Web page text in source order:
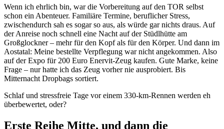
Wenn ich ehrlich bin, war die Vorbereitung auf den TOR selbst
schon ein Abenteuer. Familiäre Termine, beruflicher Stress,
zwischendurch sah es sogar so aus, als würde gar nichts draus. Auf
der Anreise noch schnell eine Nacht auf der Stüdlhütte am
Großglockner – mehr für den Kopf als für den Körper. Und dann im
Aostatal: Meine bestellte Verpflegung war nicht angekommen. Also
auf der Expo für 200 Euro Enervit-Zeug kaufen. Gute Marke, keine
Frage – nur hatte ich das Zeug vorher nie ausprobiert. Bis
Mitternacht Dropbags sortiert.
Schlaf und stressfreie Tage vor einem 330-km-Rennen werden eh
überbewertet, oder?
Erste Reihe Mitte, und dann die